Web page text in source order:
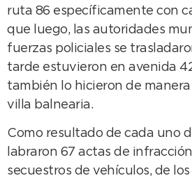
ruta 86 específicamente con
que luego, las autoridades
fuerzas policiales se
tarde estuvieron en avenida
también lo hicieron de
villa balnearia.
Como resultado de cada uno
labraron 67 actas de
secuestros de vehículos, de